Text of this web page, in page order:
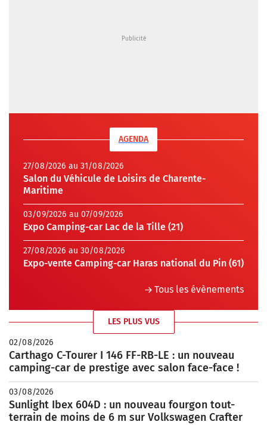
AGENDA
27/08/2026 au 31/08/2026
Salon du Véhicule de Loisirs de Charente-
Maritime
03/09/2026 au 07/09/2026
Expo Camping-car Lac de la Tille (21)
27/08/2026 au 30/08/2026
Expo-vente Camping-car Haras national du Pin (61)
Tous les évènements
LES PLUS VUS
02/08/2026
Carthago C-Tourer I 146 FF-RB-LE : un nouveau
camping-car de prestige avec salon face-face !
03/08/2026
Sunlight Ibex 604D : un nouveau fourgon tout-
terrain de moins de 6 m sur Volkswagen Crafter